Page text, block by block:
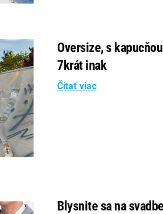
Oversize, s
7krát inak
Čítať viac
Blysnite sa na